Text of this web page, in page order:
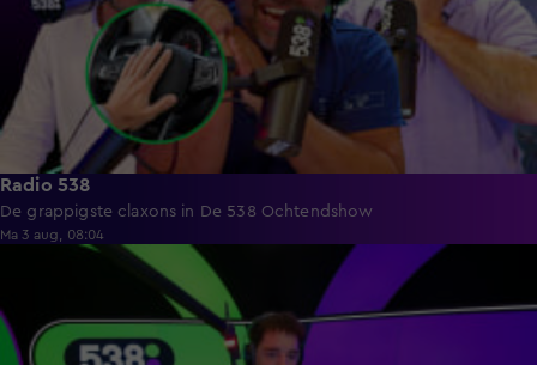
Radio 538
De grappigste claxons in De 538 Ochtendshow
Ma 3 aug, 08:04